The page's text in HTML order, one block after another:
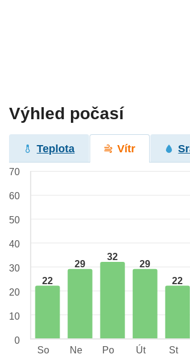
Výhled počasí
Teplota Vítr
22
29
32
29
22
70
60
50
40
30
20
10
0
So
Ne Po Út St